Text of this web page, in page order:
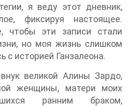
я веду этот дневник,
фиксируя настоящее.
чтобы эти записи стали
но моя жизнь слишком
с историей Ганзалеона.
великой Алины Зардо,
женщины, матери моих
ранним браком,